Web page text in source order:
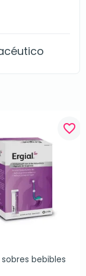
favorite_border
sobres bebibles